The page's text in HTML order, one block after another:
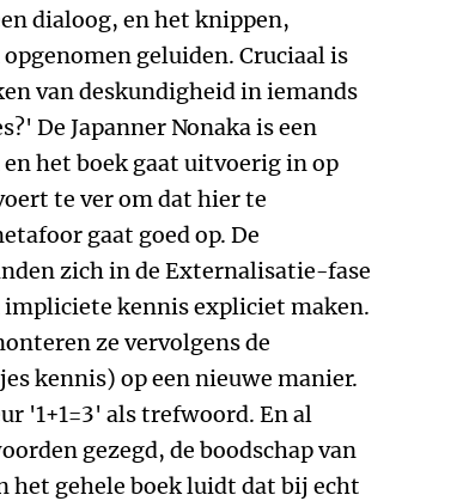
dialoog, en het knippen,
geluiden. Cruciaal is
van deskundigheid in iemands
De Japanner Nonaka is een
het boek gaat uitvoerig in op
te ver om dat hier te
gaat goed op. De
zich in de Externalisatie-fase
kennis expliciet maken.
ze vervolgens de
kennis) op een nieuwe manier.
'1+1=3' als trefwoord. En al
gezegd, de boodschap van
het gehele boek luidt dat bij echt